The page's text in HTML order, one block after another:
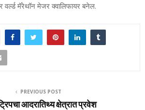
वर्ल्ड मॅरेथॉन मेजर क्वालिफायर बनेल.
PREVIOUS POST
आदरातिथ्‍य क्षेत्रात प्रवेश